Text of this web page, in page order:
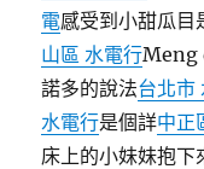
電感受到小甜瓜
山區 水電行Meng
諾多的說法台北市
水電行是個詳中正
床上的小妹妹抱下